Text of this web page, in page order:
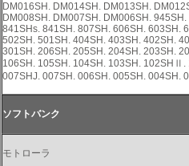
DM016SH. DM014SH. DM013SH.
DM008SH. DM007SH. DM006SH.
841SHs. 841SH. 807SH. 606SH. 603SH.
502SH. 501SH. 404SH. 403SH. 402SH.
301SH. 206SH. 205SH. 204SH. 203SH.
106SH. 105SH. 104SH. 103SH.
007SHJ. 007SH. 006SH. 005SH. 004SH.
ソフトバンク
モトローラ